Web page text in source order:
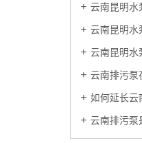
云南昆明水
云南昆明水
云南昆明水
云南排污泵
如何延长云
云南排污泵